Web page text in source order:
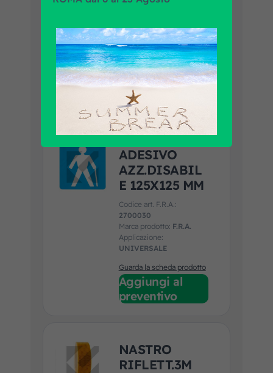
Marca prodotto:F.R.A.
Applicazione:
UNIVERSALE
Guarda la scheda prodotto
Aggiungi al
preventivo
ADESIVO
AZZ.DISABIL
E 125X125 MM
Codice art. F.R.A.:
2700030
Marca prodotto: F.R.A.
Applicazione:
UNIVERSALE
Guarda la scheda prodotto
Aggiungi al
preventivo
NASTRO
RIFLETT.3M